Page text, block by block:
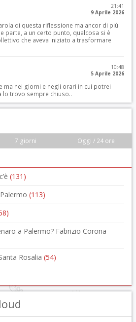
21:41
9 Aprile 2026
di questa riflessione ma ancor di più
parte, a un certo punto, qualcosa si è
che aveva iniziato a trasformare
10:48
5 Aprile 2026
ma nei giorni e negli orari in cui potrei
lo trovo sempre chiuso..
7 giorni Oggi / 24 ore
(131)
(113)
a Palermo? Fabrizio Corona
Rosalia (54)